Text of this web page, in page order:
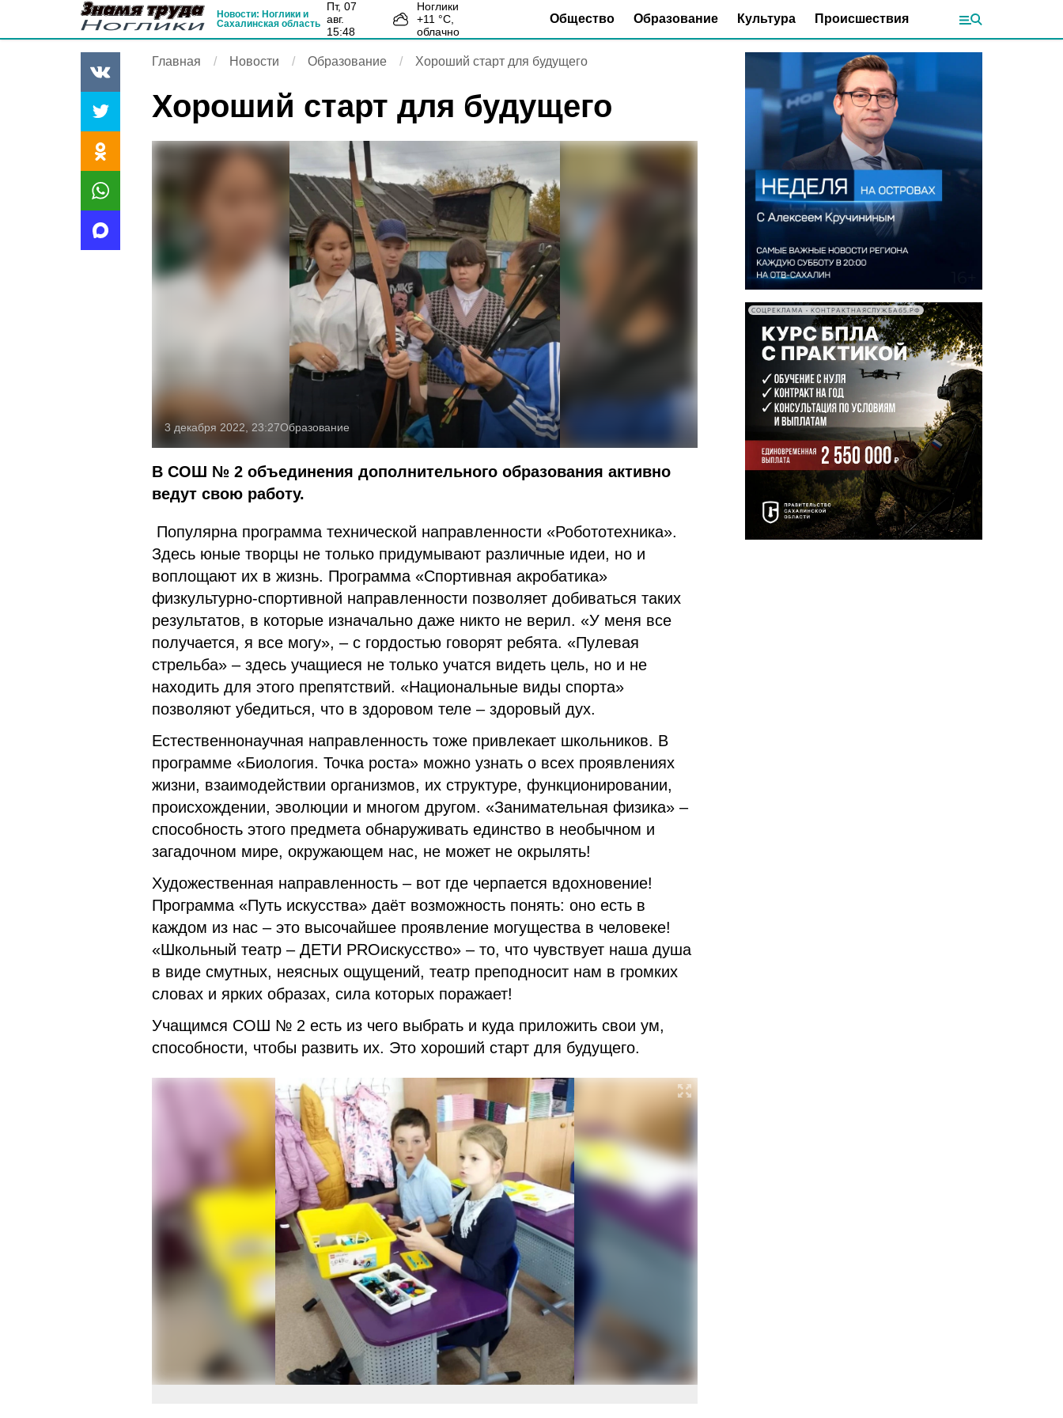
Новости: Ноглики и
Сахалинская область
пт, 07
авг.
15:48
Ноглики
+11 °С,
облачно
Общество Образование Культура Происшествия
Главная Новости Образование Хороший старт для будущего
Хороший старт для будущего
3 декабря 2022, 23:27Образование
В СОШ № 2 объединения дополнительного образования активно
ведут свою работу.
Популярна программа технической направленности «Робототехника».
Здесь юные творцы не только придумывают различные идеи, но и
воплощают их в жизнь. Программа «Спортивная акробатика»
физкультурно-спортивной направленности позволяет добиваться таких
результатов, в которые изначально даже никто не верил. «У меня все
получается, я все могу», – с гордостью говорят ребята. «Пулевая
стрельба» – здесь учащиеся не только учатся видеть цель, но и не
находить для этого препятствий. «Национальные виды спорта»
позволяют убедиться, что в здоровом теле – здоровый дух.
Естественнонаучная направленность тоже привлекает школьников. В
программе «Биология. Точка роста» можно узнать о всех проявлениях
жизни, взаимодействии организмов, их структуре, функционировании,
происхождении, эволюции и многом другом. «Занимательная физика» –
способность этого предмета обнаруживать единство в необычном и
загадочном мире, окружающем нас, не может не окрылять!
Художественная направленность – вот где черпается вдохновение!
Программа «Путь искусства» даёт возможность понять: оно есть в
каждом из нас – это высочайшее проявление могущества в человеке!
«Школьный театр – ДЕТИ PROискусство» – то, что чувствует наша душа
в виде смутных, неясных ощущений, театр преподносит нам в громких
словах и ярких образах, сила которых поражает!
Учащимся СОШ № 2 есть из чего выбрать и куда приложить свои ум,
способности, чтобы развить их. Это хороший старт для будущего.
СОЦРЕКЛАМА • КОНТРАКТНАЯСЛУЖБА65.РФ